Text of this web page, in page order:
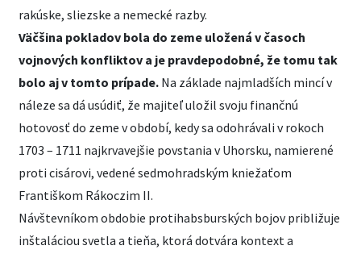
rakúske, sliezske a nemecké razby.
Väčšina pokladov bola do zeme uložená v časoch
vojnových konfliktov a je pravdepodobné, že tomu tak
bolo aj v tomto prípade. Na základe najmladších mincí v
náleze sa dá usúdiť, že majiteľ uložil svoju finančnú
hotovosť do zeme v období, kedy sa odohrávali v rokoch
1703 – 1711 najkrvavejšie povstania v Uhorsku, namierené
proti cisárovi, vedené sedmohradským kniežaťom
Františkom Rákoczim II.
Návštevníkom obdobie protihabsburských bojov približuje
inštaláciou svetla a tieňa, ktorá dotvára kontext a